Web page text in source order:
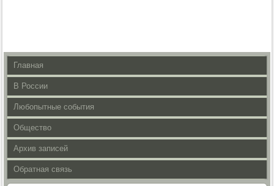
Главная
В России
Любопытные события
Общество
Архив записей
Обратная связь